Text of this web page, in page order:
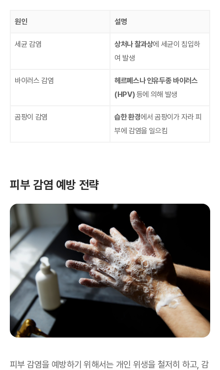
원인 설명
세균 감염 상처나 찰과상에 세균이 침입하
여 발생
바이러스 감염
헤르페스나 인유두종 바이러스
(HPV)등에 의해 발생
곰팡이 감염 습한 환경에서 곰팡이가 자라 피
부에 감염을 일으킴
피부 감염 예방 전략
피부 감염을 예방하기 위해서는 개인 위생을 철저히 하고, 감